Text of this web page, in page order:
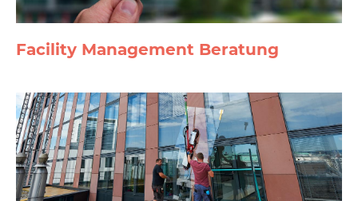
Facility Management Beratung